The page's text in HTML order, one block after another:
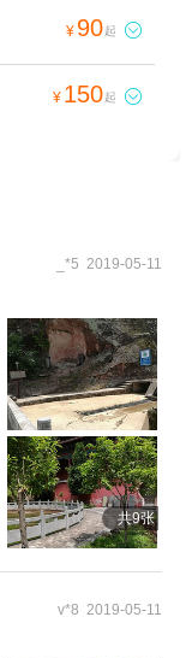
¥ 90起 
¥ 150起 
_*5 2019-05-11
共9张
v*8 2019-05-11